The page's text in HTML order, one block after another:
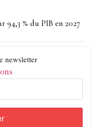
% du PIB en 2027
newsletter